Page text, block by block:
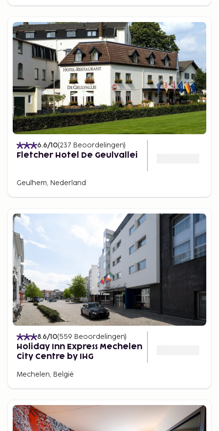
6.6/10(237 Beoordelingen)
Fletcher Hotel De Geulvallei
Geulhem, Nederland
8.6/10(559 Beoordelingen)
Holiday Inn Express Mechelen
City Centre by IHG
Mechelen, België